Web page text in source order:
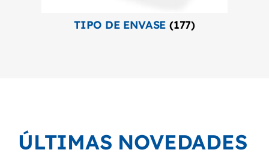
TIPO DE ENVASE (177)
ÚLTIMAS NOVEDADES